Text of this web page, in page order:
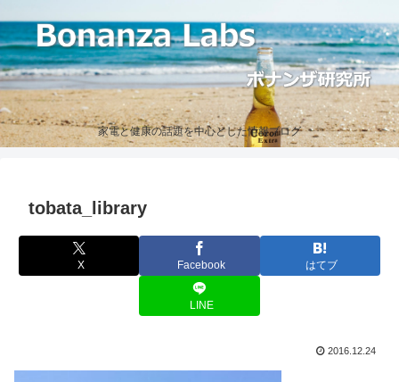
家電と健康の話題を中心とした情報ブログ
tobata_library
X Facebook はてブ
LINE
2016.12.24